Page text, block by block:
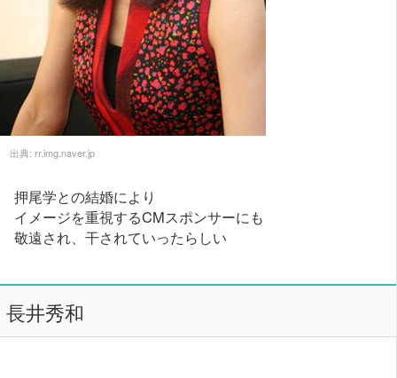
出典: rr.img.naver.jp
押尾学との結婚により
イメージを重視するCMスポンサーにも
敬遠され、干されていったらしい
長井秀和